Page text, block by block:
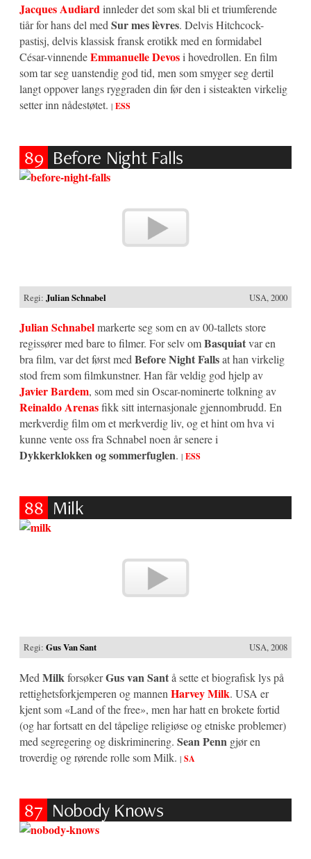
Jacques Audiardinnleder det som skal bli et triumferende
tiår for hans del medSur mes lèvres. Delvis Hitchcock-
pastisj, delvis klassisk fransk erotikk med en formidabel
César-vinnendeEmmanuelle Devosi hovedrollen. En film
som tar seg uanstendig god tid, men som smyger seg dertil
langt oppover langs ryggraden din før den i sisteakten virkelig
setter inn nådestøtet. | ESS
89 Before Night Falls
Regi:Julian Schnabel USA, 2000
Julian Schnabelmarkerte seg som en av 00-tallets store
regissører med bare to filmer. For selv omBasquiatvar en
bra film, var det først med Before Night Fallsat han virkelig
stod frem som filmkunstner. Han får veldig god hjelp av
Javier Bardem, som med sin Oscar-nominerte tolkning av
Reinaldo Arenasfikk sitt internasjonale gjennombrudd. En
merkverdig film om et merkverdig liv, og et hint om hva vi
kunne vente oss fra Schnabel noen år senere i
Dykkerklokken og sommerfuglen. | ESS
88 Milk
Regi:Gus Van Sant USA, 2008
Med Milk forsøkerGus van Santå sette et biografisk lys på
rettighetsforkjemperen og mannen Harvey Milk. USA er
kjent som «Land of the free», men har hatt en brokete fortid
(og har fortsatt en del tåpelige religiøse og etniske problemer)
med segregering og diskriminering. Sean Penn gjør en
troverdig og rørende rolle som Milk. | SA
87 Nobody Knows